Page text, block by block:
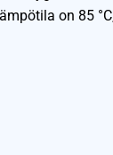
on 85